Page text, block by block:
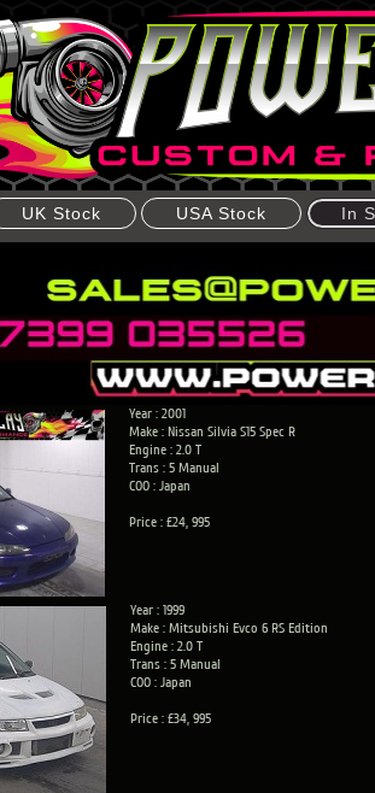
UK Stock USA Stock In
Year : 2001
Make : Nissan Silvia S15 Spec R
Engine : 2.0 T
Trans : 5 Manual
COO : Japan
Price : £24, 995
Year : 1999
Make : Mitsubishi Evco 6 RS Edition
Engine : 2.0 T
Trans : 5 Manual
COO : Japan
Price : £34, 995